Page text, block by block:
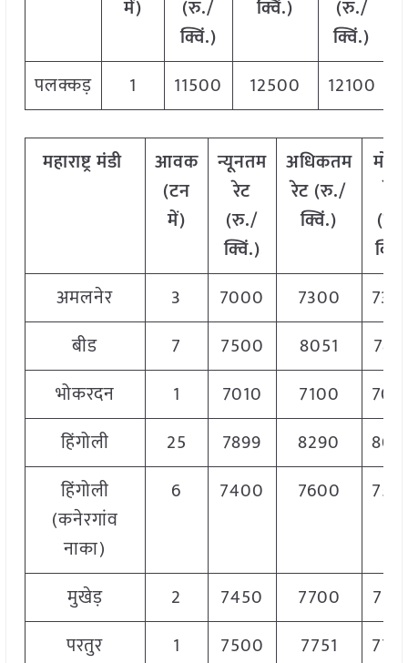
में)
(रु./
क्विं.)
क्विं.) (रु./
क्विं.)
पलक्कड़
1 11500 12500 12100
महाराष्ट्रमंडी
आवक
(टन
में)
न्यूनतम
रेट
(रु./
क्विं.)
अधिकतम
रेट (रु./
क्विं.)
(
अमलनेर
3 7000 7300
बीड
7 7500 8051
भोकरदन
1 7010 7100
हिंगोली
25 7899 8290
हिंगोली
(कनेरगांव
नाका)
6 7400 7600
मुखेड़ 2 7450 7700
परतुर
1 7500 7751